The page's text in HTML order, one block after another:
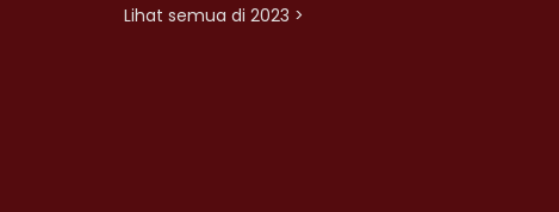
Lihat semua di 2023 >